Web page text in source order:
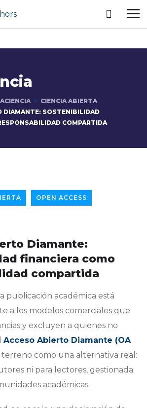
CIENCIA ABIERTA
DIAMANTE: SOSTENIBILIDAD
COMPARTIDA
OPEN ACCESS
Diamante:
financiera como
compartida
publicación académica está
a los modelos comerciales que
y excluyen a quienes no
Acceso Abierto Diamante (OA
terreno como una alternativa real:
ni para lectores, gestionada
académicas.